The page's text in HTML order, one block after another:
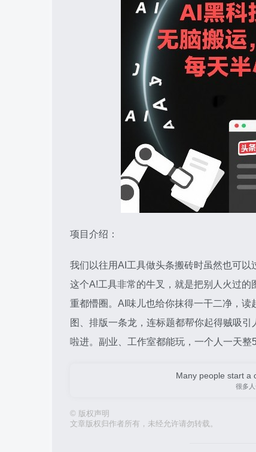
项目介绍：
我们以往用AI工具做头条搬砖时虽然也可
这个A!工具非常的牛叉，就是把别人火过
重都懵圈。AI味儿也给你抹得一干二净，
图、排版一条龙，连标题都帮你起得贼吸
啦进。副业、工作室都能玩，一个人一天整
Many people start a
很多
© 版权声明
文章版权归作者所有，未经允许请勿转载。